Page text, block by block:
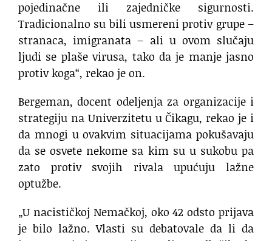
pojedinačne ili zajedničke sigurnosti.
Tradicionalno su bili usmereni protiv grupe –
stranaca, imigranata – ali u ovom slučaju
ljudi se plaše virusa, tako da je manje jasno
protiv koga“, rekao je on.
Bergeman, docent odeljenja za organizacije i
strategiju na Univerzitetu u Čikagu, rekao je i
da mnogi u ovakvim situacijama pokušavaju
da se osvete nekome sa kim su u sukobu pa
zato protiv svojih rivala upućuju lažne
optužbe.
„U nacističkoj Nemačkoj, oko 42 odsto prijava
je bilo lažno. Vlasti su debatovale da li da